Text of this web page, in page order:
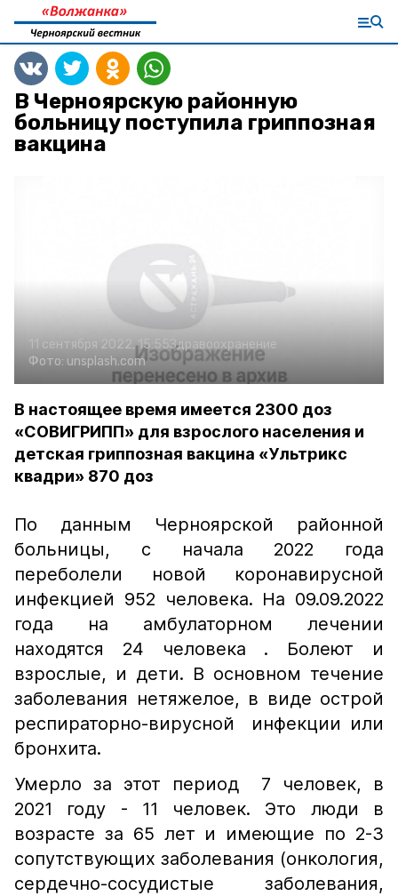
В Черноярскую районную
больницу поступила гриппозная
вакцина
11 сентября 2022, 15:55Здравоохранение
Фото: unsplash.com
В настоящее время имеется 2300 доз
«СОВИГРИПП» для взрослого населения и
детская гриппозная вакцина «Ультрикс
квадри» 870 доз
По данным Черноярской районной
больницы, с начала 2022 года
переболели новой коронавирусной
инфекцией 952 человека. На 09.09.2022
года на амбулаторном лечении
находятся 24 человека . Болеют и
взрослые, и дети. В основном течение
заболевания нетяжелое, в виде острой
респираторно-вирусной инфекции или
бронхита.
Умерло за этот период 7 человек, в
2021 году - 11 человек. Это люди в
возрасте за 65 лет и имеющие по 2-3
сопутствующих заболевания (онкология,
сердечно-сосудистые заболевания,